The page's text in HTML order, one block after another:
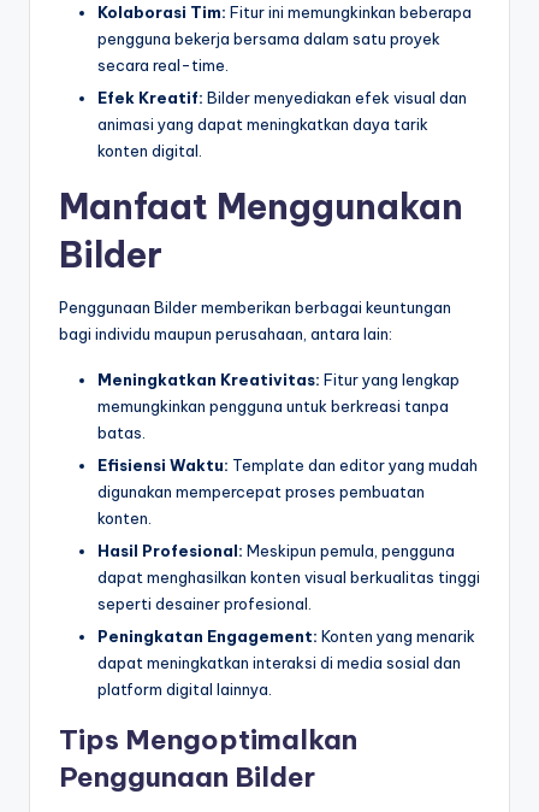
Kolaborasi Tim: Fitur ini memungkinkan beberapa
pengguna bekerja bersama dalam satu proyek
secara real-time.
Efek Kreatif: Bilder menyediakan efek visual dan
animasi yang dapat meningkatkan daya tarik
konten digital.
Manfaat Menggunakan
Bilder
Penggunaan Bilder memberikan berbagai keuntungan
bagi individu maupun perusahaan, antara lain:
Meningkatkan Kreativitas: Fitur yang lengkap
memungkinkan pengguna untuk berkreasi tanpa
batas.
Efisiensi Waktu: Template dan editor yang mudah
digunakan mempercepat proses pembuatan
konten.
Hasil Profesional: Meskipun pemula, pengguna
dapat menghasilkan konten visual berkualitas tinggi
seperti desainer profesional.
Peningkatan Engagement: Konten yang menarik
dapat meningkatkan interaksi di media sosial dan
platform digital lainnya.
Tips Mengoptimalkan
Penggunaan Bilder